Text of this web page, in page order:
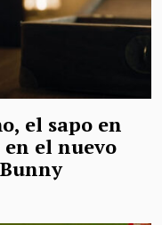
el sapo en
el nuevo